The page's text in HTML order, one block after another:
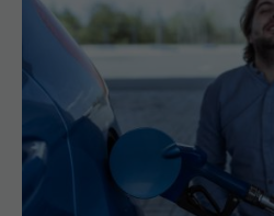
EXCLUSIV
Fenomenul meme-urilor la pompă.
Radu Leca explică ce
prețul combustibilului